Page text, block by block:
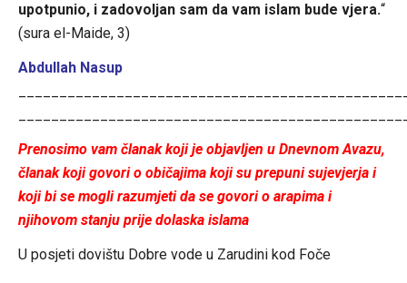
upotpunio, i zadovoljan sam da vam islam bude vjera.“
(sura el-Maide, 3)
Abdullah Nasup
Prenosimo vam članak koji je objavljen u Dnevnom Avazu,
članak koji govori o običajima koji su prepuni sujevjerja i
koji bi se mogli razumjeti da se govori o arapima i
njihovom stanju prije dolaska islama
U posjeti dovištu Dobre vode u Zarudini kod Foče